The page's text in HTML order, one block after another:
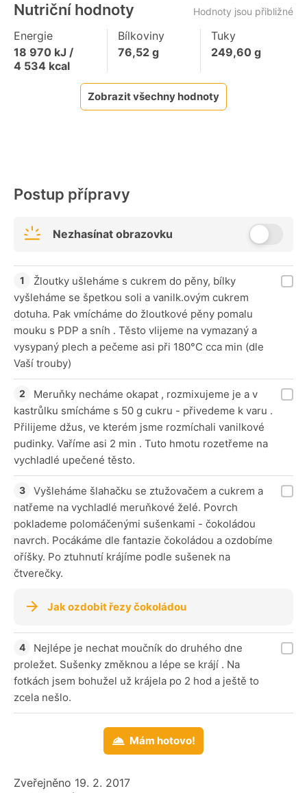
Nutriční hodnoty Hodnoty jsou přibližné
Energie
18 970 kJ /
4 534 kcal
Bílkoviny
76,52g
Tuky
249,60g
Zobrazit všechny hodnoty
Postup přípravy
Nezhasínat obrazovku
Žloutky ušleháme s cukrem do pěny, bílky
vyšleháme se špetkou soli a vanilk.ovým cukrem
dotuha. Pak vmícháme do žloutkové pěny pomalu
mouku s PDP a sníh . Těsto vlijeme na vymazaný a
vysypaný plech a pečeme asi při 180°C cca min (dle
Vaší trouby)
Meruňky necháme okapat , rozmixujeme je a v
kastrůlku smícháme s 50 g cukru - přivedeme k varu .
Přilijeme džus, ve kterém jsme rozmíchali vanilkové
pudinky. Vaříme asi 2 min . Tuto hmotu rozetřeme na
vychladlé upečené těsto.
Vyšleháme šlahačku se ztužovačem a cukrem a
natřeme na vychladlé meruňkové želé. Povrch
poklademe polomáčenými sušenkami - čokoládou
navrch. Pocákáme dle fantazie čokoládou a ozdobíme
oříšky. Po ztuhnutí krájíme podle sušenek na
čtverečky.
Jak ozdobit řezy čokoládou
Nejlépe je nechat moučník do druhého dne
proležet. Sušenky změknou a lépe se krájí . Na
fotkách jsem bohužel už krájela po 2 hod a ještě to
zcela nešlo.
Mám hotovo!
Zveřejněno 19. 2. 2017